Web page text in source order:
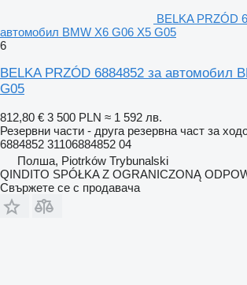
BELKA PRZÓD
автомобил BMW X6 G06 X5 G05
6
BELKA PRZÓD 6884852 за автомобил
G05
812,80 € 3 500 PLN ≈ 1 592 лв.
Резервни части - друга резервна част за
6884852 31106884852 04
Полша, Piotrków Trybunalski
QINDITO SPÓŁKA Z OGRANICZONĄ
Свържете се с продавача